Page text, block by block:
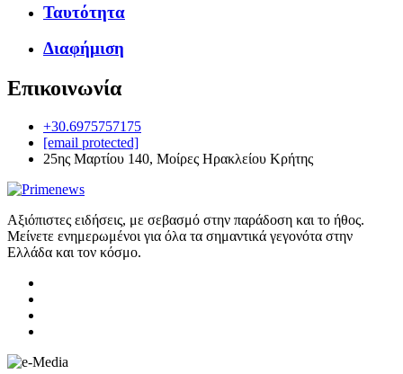
Ταυτότητα
Διαφήμιση
Επικοινωνία
+30.6975757175
[email protected]
25ης Μαρτίου 140, Μοίρες Ηρακλείου Κρήτης
Αξιόπιστες ειδήσεις, με σεβασμό στην παράδοση και το ήθος.
Μείνετε ενημερωμένοι για όλα τα σημαντικά γεγονότα στην
Ελλάδα και τον κόσμο.